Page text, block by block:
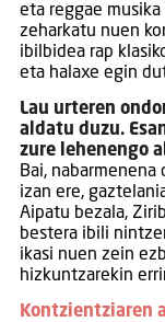
eta reggae
zeharkatu nuen
ibilbidea rap
eta halaxe egin
Lau urteren
aldatu duzu.
zure lehenengo
Bai, nabarmenena
izan ere,
Aipatu bezala,
bestera ibili
ikasi nuen zein
hizkuntzarekin
Kontzientziaren